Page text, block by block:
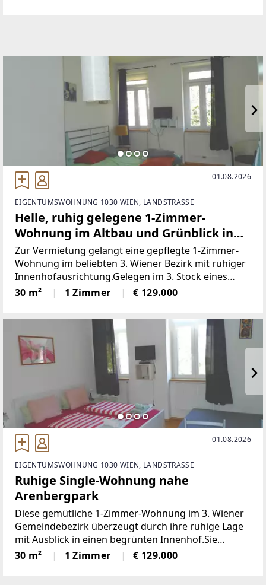
01.08.2026
EIGENTUMSWOHNUNG 1030 WIEN, LANDSTRASSE
Helle, ruhig gelegene 1-Zimmer-
Wohnung im Altbau und Grünblick in
den Innenhof
Zur Vermietung gelangt eine gepflegte 1-Zimmer-
Wohnung im beliebten 3. Wiener Bezirk mit ruhiger
Innenhofausrichtung.Gelegen im 3. Stock eines
Altbaus aus der Jahrhundertwende (ohne Lift),
verfügt die Wohnung über einen hochwertigen
30 m² 1 Zimmer € 129.000
01.08.2026
EIGENTUMSWOHNUNG 1030 WIEN, LANDSTRASSE
Ruhige Single-Wohnung nahe
Arenbergpark
Diese gemütliche 1-Zimmer-Wohnung im 3. Wiener
Gemeindebezirk überzeugt durch ihre ruhige Lage
mit Ausblick in einen begrünten Innenhof.Sie
befindet sich im 3. Stock eines charmanten Altbaus
aus der Jahrhundertwende (ohne Lift) und ist mit
30 m² 1 Zimmer € 129.000